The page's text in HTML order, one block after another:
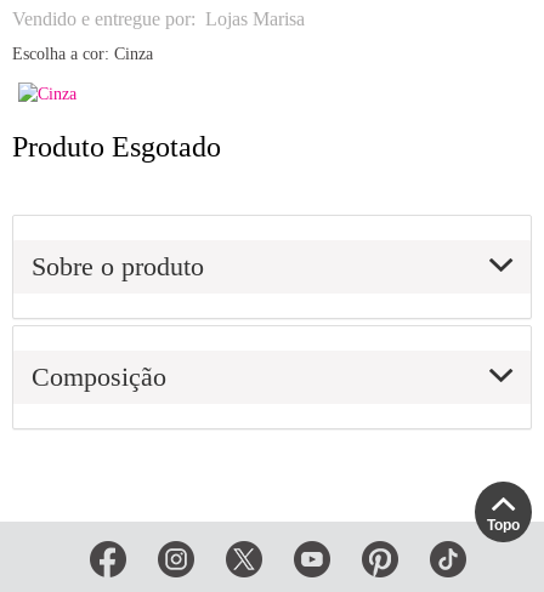
Vendido e entregue por: Lojas Marisa
Escolha a cor: Cinza
Produto Esgotado
Sobre o produto
Composição
Topo